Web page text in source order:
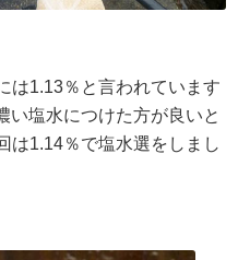
は1.13％と言われています
い塩水につけた方が良いと
は1.14％で塩水選をしまし